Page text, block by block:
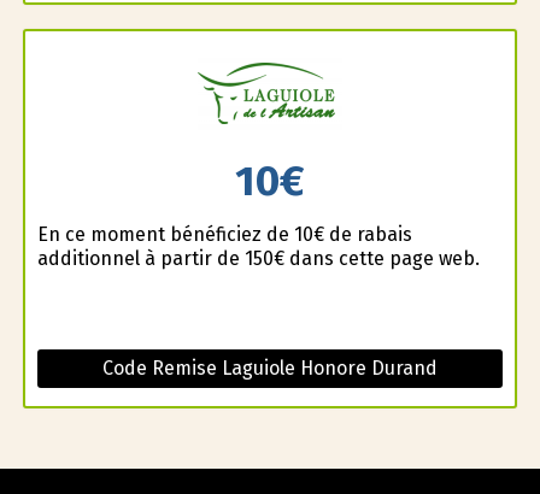
10€
En ce moment bénéficiez de 10€ de rabais
additionnel à partir de 150€ dans cette page web.
Code Remise Laguiole Honore Durand